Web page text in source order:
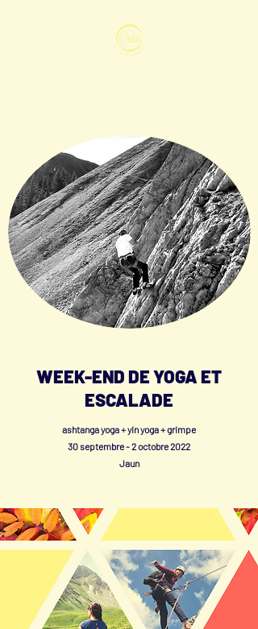
WEEK-END DE YOGA ET
ESCALADE
ashtanga yoga + yin yoga + grimpe
30 septembre - 2 octobre 2022
Jaun